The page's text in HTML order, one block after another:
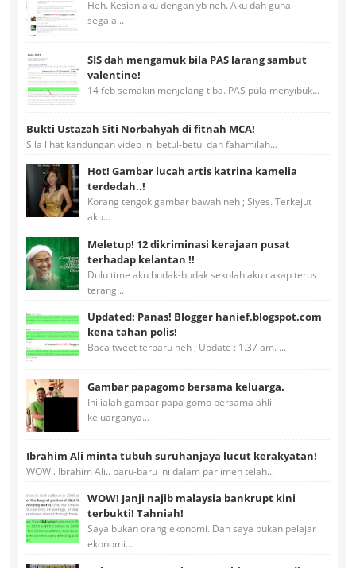
Heh. Kesian aku dengan yb neh. Aku dah guna
segala...
SIS dah mengamuk bila PAS larang sambut
valentine!
14 feb semakin menjelang tiba. PAS pula menyibuk...
Bukti Ustazah Siti Norbahyah di fitnah MCA!
Sila lihat kandungan video ini betul-betul dan fahamilah...
Hot! Gambar lucah artis katrina kamelia
terdedah..!
Korang tengok gambar bawah neh ; Siyes. Terkejut
aku...
Meletup! 12 dikriminasi kerajaan pusat
terhadap kelantan !!
Dulu time aku budak-budak sekolah aku cakap terus
terang...
Updated: Panas! Blogger hanief.blogspot.com
kena tahan polis!
Baca tweet terbaru neh ; Update : 1.37 am. ...
Gambar papagomo bersama keluarga.
Ini ialah gambar papa gomo bersama ahli
keluarganya...
Ibrahim Ali minta tubuh suruhanjaya lucut kerakyatan!
WOW.. Ibrahim Ali.. baru-baru ini dalam parlimen telah...
WOW! Janji najib malaysia bankrupt kini
terbukti! Tahniah!
Saya bukan orang ekonomi. Dan saya bukan pelajar
ekonomi...